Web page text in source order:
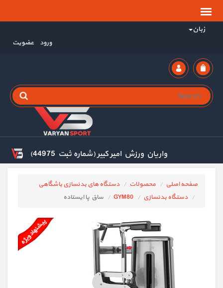
زبان
ورود عضویت
واریان ورزش امیر کبیر (شماره ثبت 44975)
صفحه اصلی محصولات
دستگاه های بدنسازی باشگاهی
دستگاه بدنسازی
GYM80 ساق پا ایستاده